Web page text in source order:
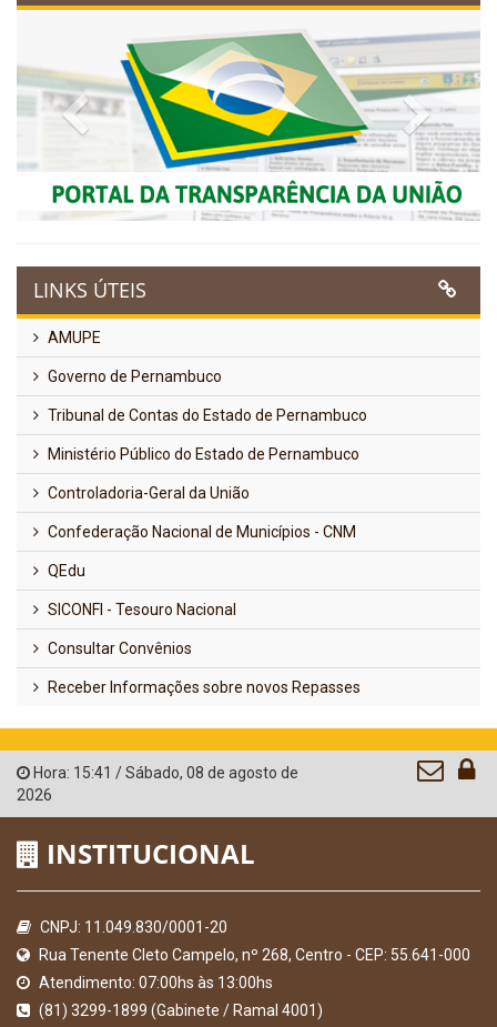
Previous Next
LINKS ÚTEIS
AMUPE
Governo de Pernambuco
Tribunal de Contas do Estado de Pernambuco
Ministério Público do Estado de Pernambuco
Controladoria-Geral da União
Confederação Nacional de Municípios - CNM
QEdu
SICONFI - Tesouro Nacional
Consultar Convênios
Receber Informações sobre novos Repasses
Hora: 15:41 /Sábado, 08 de agosto de
2026
INSTITUCIONAL
CNPJ: 11.049.830/0001-20
Rua Tenente Cleto Campelo, nº 268, Centro - CEP: 55.641-000
Atendimento: 07:00hs às 13:00hs
(81) 3299-1899 (Gabinete / Ramal 4001)